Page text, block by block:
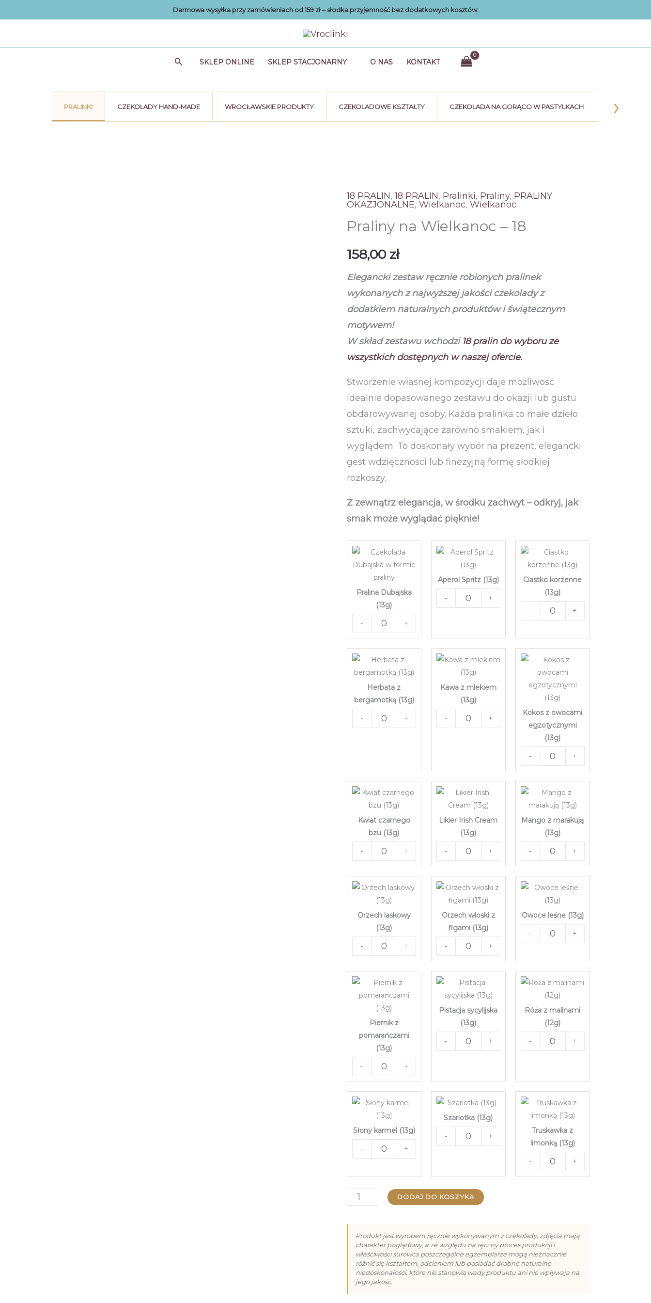
Darmowa wysyłka przy zamówieniach od 159 zł – słodka przyjemność bez dodatkowych kosztów.
SzukajSKLEP ONLINE SKLEP STACJONARNY O NAS KONTAKT
PRALINKI CZEKOLADY HAND-MADE WROCŁAWSKIE PRODUKTY CZEKOLADOWE KSZTAŁTY CZEKOLADA NA GORĄCO W PASTYLKACH KULE
›
18 PRALIN,18 PRALIN, Pralinki, Praliny, PRALINY
OKAZJONALNE, Wielkanoc, Wielkanoc
Praliny na Wielkanoc – 18
158,00 zł
Elegancki zestaw ręcznie robionych pralinek
wykonanych z najwyższej jakości czekoladyz
dodatkiem naturalnych produktów i świątecznym
motywem!
W skład zestawu wchodzi18pralin do wyboru ze
wszystkich dostępnych w naszej ofercie.
Stworzenie własnej kompozycji daje możliwość
idealnie dopasowanego zestawu do okazji lub gustu
obdarowywanej osoby. Każda pralinka to małe dzieło
sztuki, zachwycające zarówno smakiem, jak i
wyglądem. To doskonały wybór na prezent, elegancki
gest wdzięczności lub finezyjną formę słodkiej
rozkoszy.
Z zewnątrz elegancja, w środku zachwyt – odkryj, jak
smak może wyglądać pięknie!
Pralina Dubajska
(13g)
- +
Aperol Spritz (13g)
- +
Ciastko korzenne
(13g)
- +
Herbata z
bergamotką (13g)
- +
Kawa z mlekiem
(13g)
- +
Kokos z owocami
egzotycznymi
(13g)
- +
Kwiat czarnego
bzu (13g)
- +
Likier Irish Cream
(13g)
- +
Mango z marakują
(13g)
- +
Orzech laskowy
(13g)
- +
Orzech włoski z
figami (13g)
- +
Owoce leśne (13g)
- +
Piernik z
pomarańczami
(13g)
- +
Pistacja sycylijska
(13g)
- +
Róża z malinami
(12g)
- +
Słony karmel (13g)
- +
Szarlotka (13g)
- +
Truskawka z
limonką (13g)
- +
ilość
na
Wielkanoc
DODAJ DO KOSZYKA
Produkt jest wyrobem ręcznie wykonywanym z czekolady; zdjęcia mają
charakter poglądowy, a ze względu na ręczny proces produkcji i
właściwości surowca poszczególne egzemplarze mogą nieznacznie
różnić się kształtem, odcieniem lub posiadać drobne naturalne
niedoskonałości, które nie stanowią wady produktu ani nie wpływają na
jego jakość.